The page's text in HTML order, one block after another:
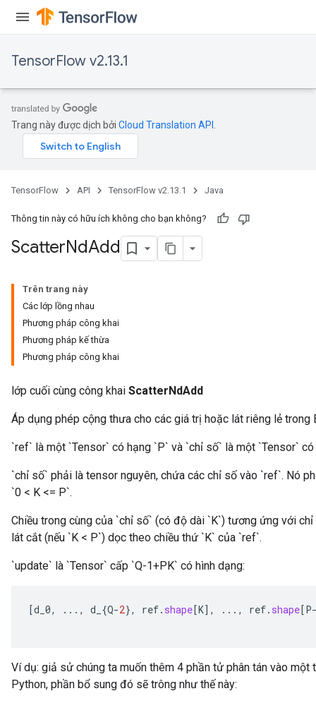
TensorFlow v2.13.1
Trang này được dịch bởi Cloud Translation API
TensorFlow API TensorFlow v2.13.1 Java
Thông tin này có hữu ích không cho bạn không?
ScatterNdAdd
Trên trang này
Các lớp lồng nhau
Phương pháp công khai
Phương pháp kế thừa
Phương pháp công khai
lớp cuối cùng công khai ScatterNdAdd
Áp dụng phép cộng thưa cho các giá trị hoặc lát riêng lẻ trong
`ref` là một `Tensor` có hạng `P` và `chỉ số` là một `Tensor` có
`chỉ số` phải là tensor nguyên, chứa các chỉ số vào `ref`. Nó
`0 < K <= P`.
Chiều trong cùng của `chỉ số` (có độ dài `K`) tương ứng với
lát cắt (nếu `K < P`) dọc theo chiều thứ `K` của `ref`.
`update` là `Tensor` cấp `Q-1+PK` có hình dạng:
[d_0, ..., d_ {Q-2}, ref. shape[K] , ..., ref. shape[P
Ví dụ: giả sử chúng ta muốn thêm 4 phần tử phân tán vào một
Python, phần bổ sung đó sẽ trông như thế này: